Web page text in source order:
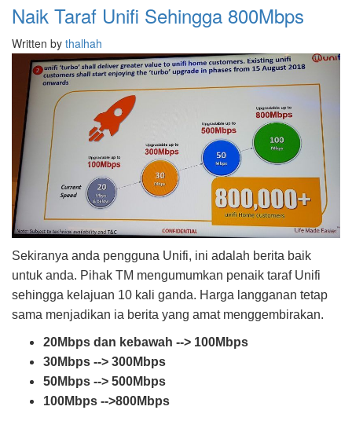
Naik Taraf Unifi Sehingga 800Mbps
Written by thalhah
Sekiranya anda pengguna Unifi, ini adalah berita baik
untuk anda. Pihak TM mengumumkan penaik taraf Unifi
sehingga kelajuan 10 kali ganda. Harga langganan tetap
sama menjadikan ia berita yang amat menggembirakan.
20Mbps dan kebawah --> 100Mbps
30Mbps --> 300Mbps
50Mbps --> 500Mbps
100Mbps -->800Mbps